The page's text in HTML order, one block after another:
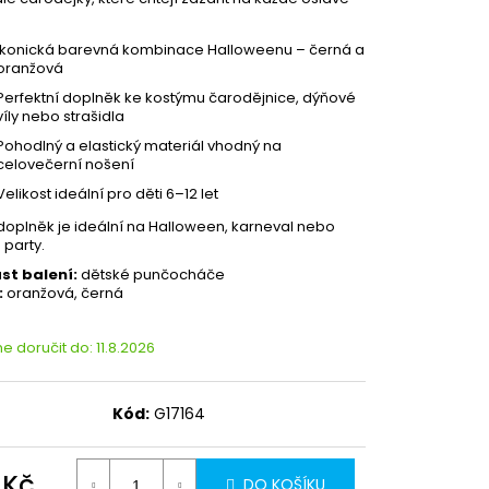
barevná kombinace Halloweenu – černá a
doplněk ke kostýmu čarodějnice, dýňové
nebo strašidla
a elastický materiál vhodný na
nošení
ideální pro děti 6–12 let
je ideální na Halloween, karneval nebo
balení:dětské punčocháče
oranžová, černá
doručit do: 11.8.2026
Kód: G17164